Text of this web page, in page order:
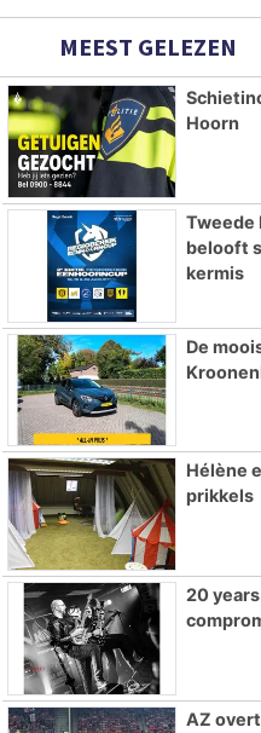
MEEST GELEZEN
Hoorn
Tweede
belooft
kermis
De
Hélène
prikkels
20 years
AZ